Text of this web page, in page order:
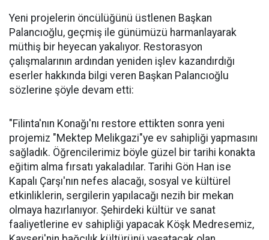
Yeni projelerin öncülüğünü üstlenen Başkan
Palancıoğlu, geçmiş ile günümüzü harmanlayarak
müthiş bir heyecan yakalıyor. Restorasyon
çalışmalarının ardından yeniden işlev kazandırdığı
eserler hakkında bilgi veren Başkan Palancıoğlu
sözlerine şöyle devam etti:
"Filinta'nın Konağı'nı restore ettikten sonra yeni
projemiz "Mektep Melikgazi"ye ev sahipliği yapmasını
sağladık. Öğrencilerimiz böyle güzel bir tarihi konakta
eğitim alma fırsatı yakaladılar. Tarihi Gön Han ise
Kapalı Çarşı'nın nefes alacağı, sosyal ve kültürel
etkinliklerin, sergilerin yapılacağı nezih bir mekan
olmaya hazırlanıyor. Şehirdeki kültür ve sanat
faaliyetlerine ev sahipliği yapacak Köşk Medresemiz,